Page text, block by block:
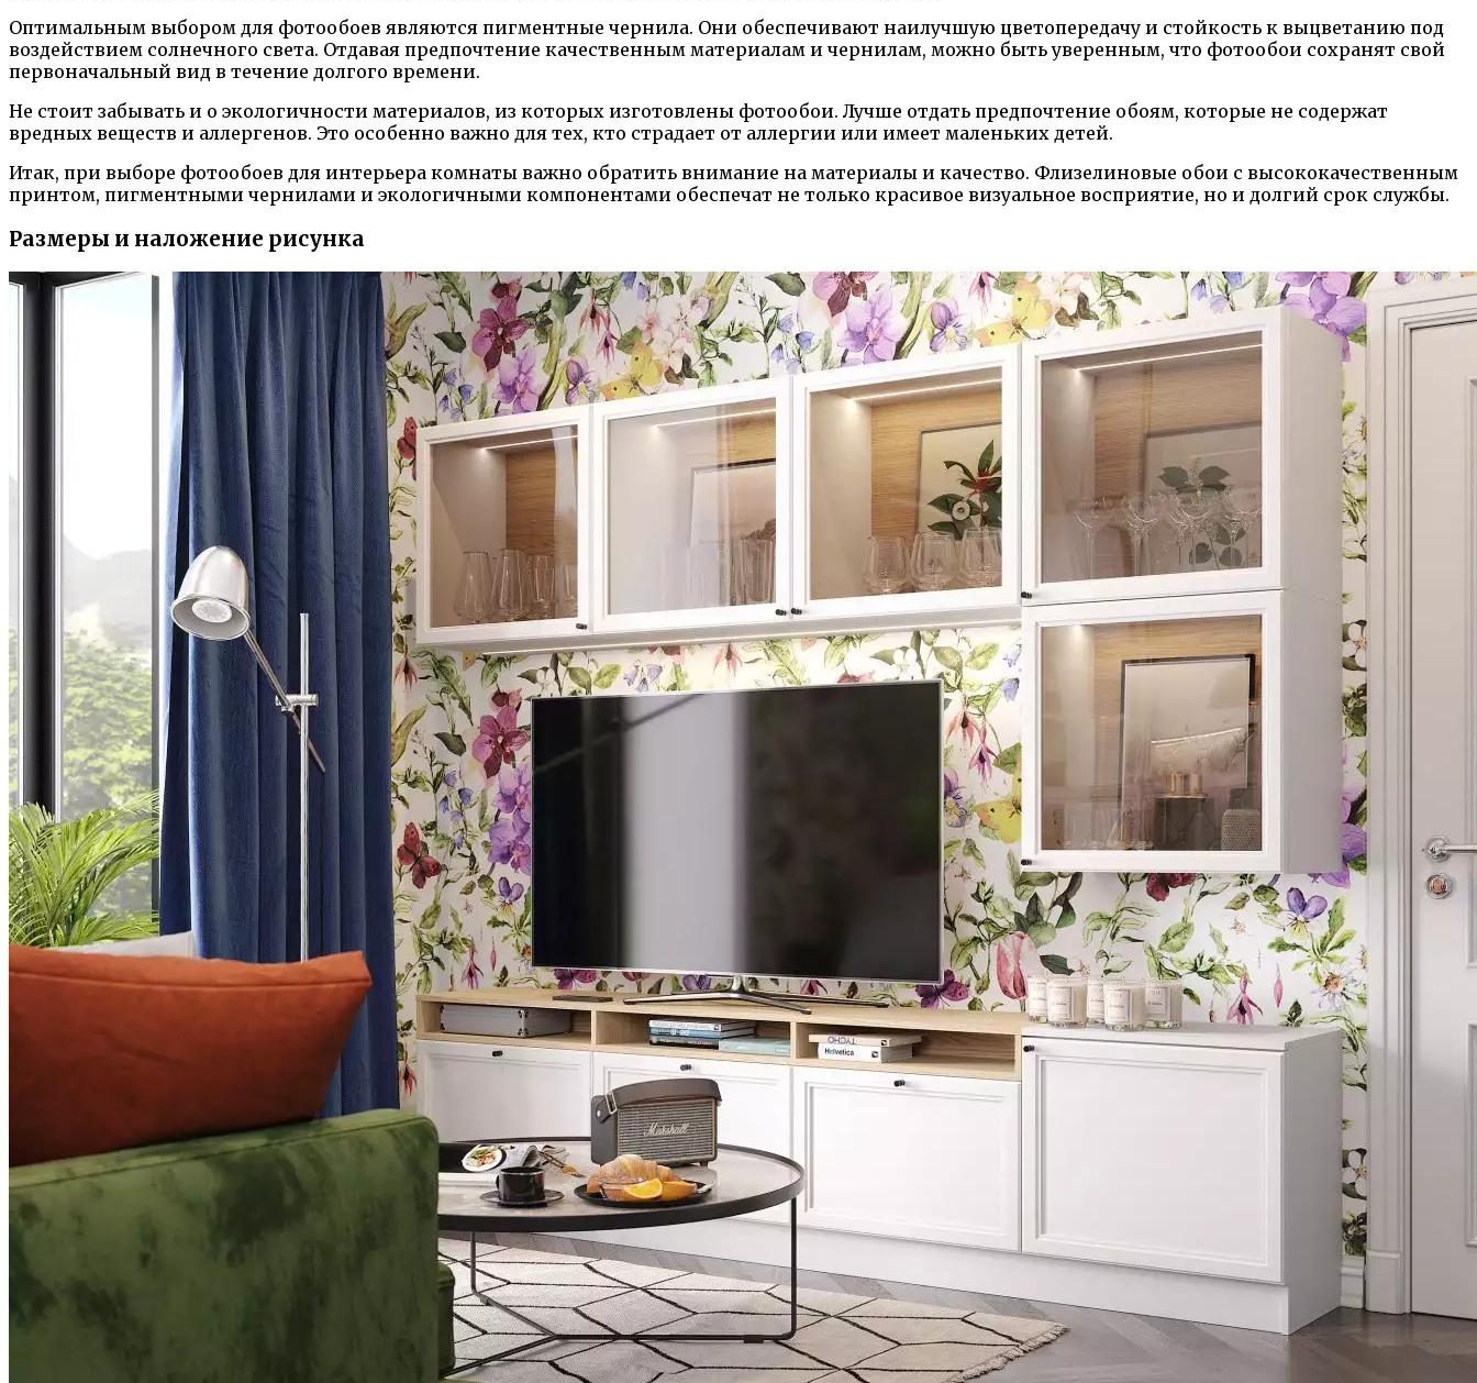
Оптимальным выбором для фотообоев являются пигментные чернила. Они обеспечивают наилучшую цветопередачу и стойкость к выцветанию под
воздействием солнечного света. Отдавая предпочтение качественным материалам и чернилам, можно быть уверенным, что фотообои сохранят свой
первоначальный вид в течение долгого времени.
Не стоит забывать и о экологичности материалов, из которых изготовлены фотообои. Лучше отдать предпочтение обоям, которые не содержат
вредных веществ и аллергенов. Это особенно важно для тех, кто страдает от аллергии или имеет маленьких детей.
Итак, при выборе фотообоев для интерьера комнаты важно обратить внимание на материалы и качество. Флизелиновые обои с высококачественным
принтом, пигментными чернилами и экологичными компонентами обеспечат не только красивое визуальное восприятие, но и долгий срок службы.
Размеры и наложение рисунка